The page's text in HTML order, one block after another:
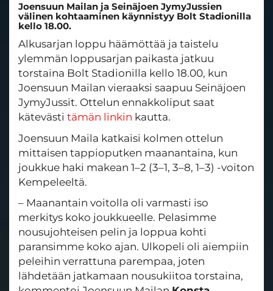
Joensuun Mailan ja Seinäjoen JymyJussien
välinen kohtaaminen käynnistyy Bolt Stadionilla
kello 18.00.
Alkusarjan loppu häämöttää ja taistelu
ylemmän loppusarjan paikasta jatkuu
torstaina Bolt Stadionilla kello 18.00, kun
Joensuun Mailan vieraaksi saapuu Seinäjoen
JymyJussit. Ottelun ennakkoliput saat
kätevästi tämän linkin kautta.
Joensuun Maila katkaisi kolmen ottelun
mittaisen tappioputken maanantaina, kun
joukkue haki makean 1–2 (3–1, 3–8, 1–3) -voiton
Kempeleeltä.
– Maanantain voitolla oli varmasti iso
merkitys koko joukkueelle. Pelasimme
nousujohteisen pelin ja loppua kohti
paransimme koko ajan. Ulkopeli oli aiempiin
peleihin verrattuna parempaa, joten
lähdetään jatkamaan nousukiitoa torstaina,